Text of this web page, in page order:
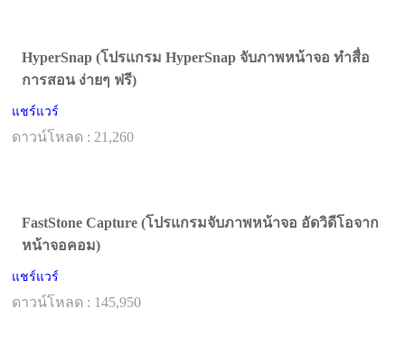
HyperSnap (โปรแกรม HyperSnap จับภาพหน้าจอ ทำสื่อ
การสอน ง่ายๆ ฟรี)
แชร์แวร์
ดาวน์โหลด : 21,260
FastStone Capture (โปรแกรมจับภาพหน้าจอ อัดวิดีโอจาก
หน้าจอคอม)
แชร์แวร์
ดาวน์โหลด : 145,950